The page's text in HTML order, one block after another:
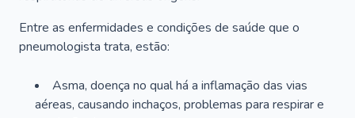
Entre as enfermidades e condições de saúde que o
pneumologista trata, estão:
Asma, doença no qual há a inflamação das vias
aéreas, causando inchaços, problemas para respirar e